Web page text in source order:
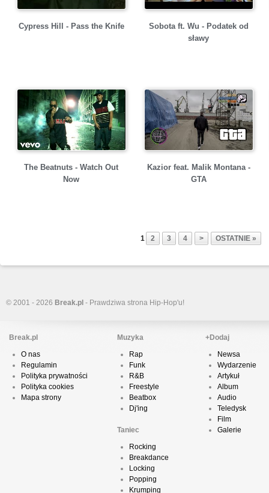
Cypress Hill - Pass the Knife
Sobota ft. Wu - Podatek od
sławy
The Beatnuts - Watch Out
Now
Kazior feat. Malik Montana -
GTA
1 2 3 4 > OSTATNIE »
© 2001 - 2026 Break.pl - Prawdziwa strona Hip-Hop'u!
Break.pl
O nas
Regulamin
Polityka prywatności
Polityka cookies
Mapa strony
Muzyka
Rap
Funk
R&B
Freestyle
Beatbox
Dj'ing
Taniec
Rocking
Breakdance
Locking
Popping
Krumping
+Dodaj
Newsa
Wydarzenie
Artykuł
Album
Audio
Teledysk
Film
Galerie